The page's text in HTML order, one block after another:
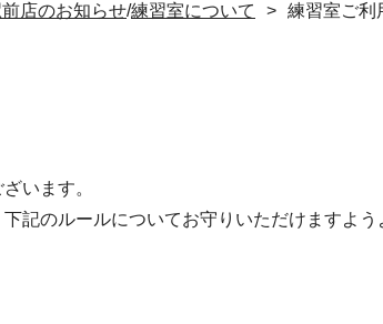
店のお知らせ/練習室について 練習室ご利
います。
記のルールについてお守りいただけますよう